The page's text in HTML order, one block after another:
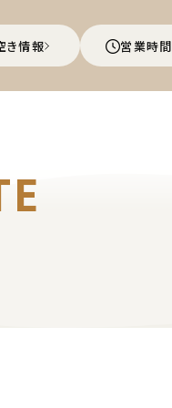
き情報 営業時間